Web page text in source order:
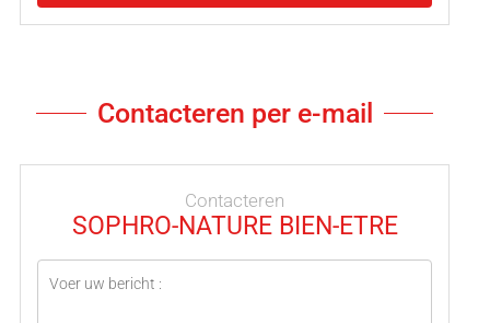
Contacteren per e-mail
Contacteren
SOPHRO-NATURE BIEN-ETRE